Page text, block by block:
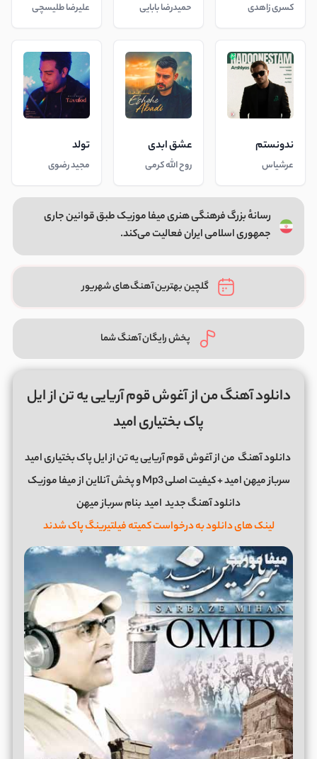
کسری زاهدی حمیدرضا بابایی علیرضا طلیسچی
ندونستم
عرشیاس
عشق ابدی
روح الله کرمی
تولد
مجید رضوی
رسانهٔ بزرگ فرهنگی هنری میفا موزیک طبق قوانین جاری
جمهوری اسلامی ایران فعالیت می‌کند.
گلچین بهترین آهنگ‌های شهریور
پخش رایگان آهنگ شما
دانلود آهنگ من از آغوش قوم آریایی یه تن از ایل
پاک بختیاری امید
دانلود آهنگ من از آغوش قوم آریایی یه تن از ایل پاک بختیاری امید
سرباز میهن امید + کیفیت اصلی Mp3 و پخش آنلاین از میفا موزیک
دانلود آهنگ جدید امیدبنام سرباز میهن
لینک های دانلود به درخواست کمیته فیلتیرینگ پاک شدند